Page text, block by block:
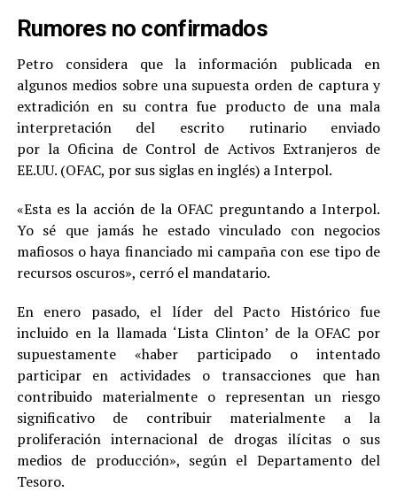
Rumores no confirmados
Petro considera que la información publicada en
algunos medios sobre una supuesta orden de captura y
extradición en su contra fue producto de una mala
interpretación del escrito rutinario enviado
por la Oficina de Control de Activos Extranjeros de
EE.UU. (OFAC, por sus siglas en inglés) a Interpol.
«Esta es la acción de la OFAC preguntando a Interpol.
Yo sé que jamás he estado vinculado con negocios
mafiosos o haya financiado mi campaña con ese tipo de
recursos oscuros», cerró el mandatario.
En enero pasado, el líder del Pacto Histórico fue
incluido en la llamada ‘Lista Clinton’ de la OFAC por
supuestamente «haber participado o intentado
participar en actividades o transacciones que han
contribuido materialmente o representan un riesgo
significativo de contribuir materialmente a la
proliferación internacional de drogas ilícitas o sus
medios de producción», según el Departamento del
Tesoro.